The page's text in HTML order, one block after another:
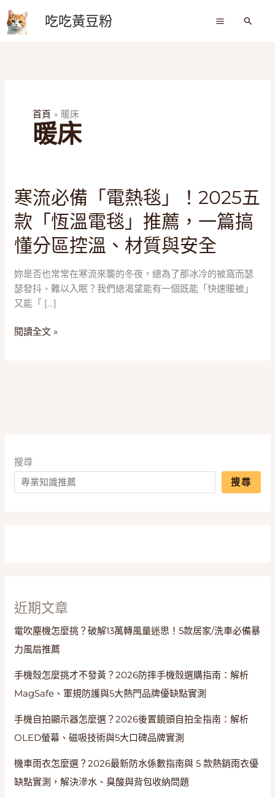
至
主
吃吃黃豆粉
搜
首頁 暖床
暖床
寒流必備「電熱毯」！2025五
款「恆溫電毯」推薦，一篇搞
懂分區控溫、材質與安全
妳是否也常常在寒流來襲的冬夜，總為了那冰冷的被窩而瑟
瑟發抖、難以入眠？我們總渴望能有一個既能「快速暖被」
又能「 […]
寒
流
必
備
「電
毯」！
2025
五
款
「恆
搞
懂
分
全
閱讀全文 »
搜尋
搜尋
近期文章
電吹塵機怎麼挑？破解13萬轉風量迷思！5款居家/洗車必備暴
力風扇推薦
手機殼怎麼挑才不發黃？2026防摔手機殼選購指南：解析
MagSafe、軍規防護與5大熱門品牌優缺點實測
手機自拍顯示器怎麼選？2026後置鏡頭自拍全指南：解析
OLED螢幕、磁吸技術與5大口碑品牌實測
機車雨衣怎麼選？2026最新防水係數指南與 5 款熱銷雨衣優
缺點實測，解決滲水、臭酸與背包收納問題